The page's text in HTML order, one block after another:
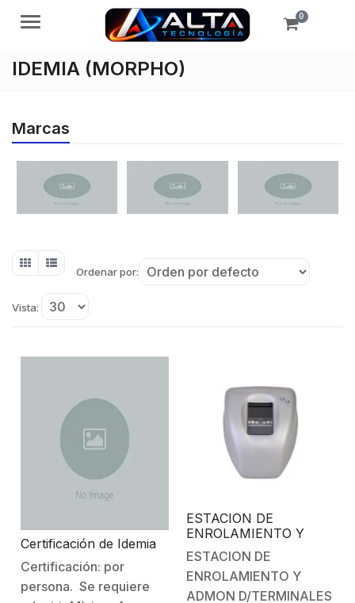
Menú 0
IDEMIA (MORPHO)
Marcas
Ordenar por:
Vista:
Certificación de Idemia
Certificación: por
persona. Se requiere
ESTACION DE
ENROLAMIENTO Y
ADMON
D/TERMINALES
MORPHOACCESS
ESTACION DE
ENROLAMIENTO Y
ADMON D/TERMINALES